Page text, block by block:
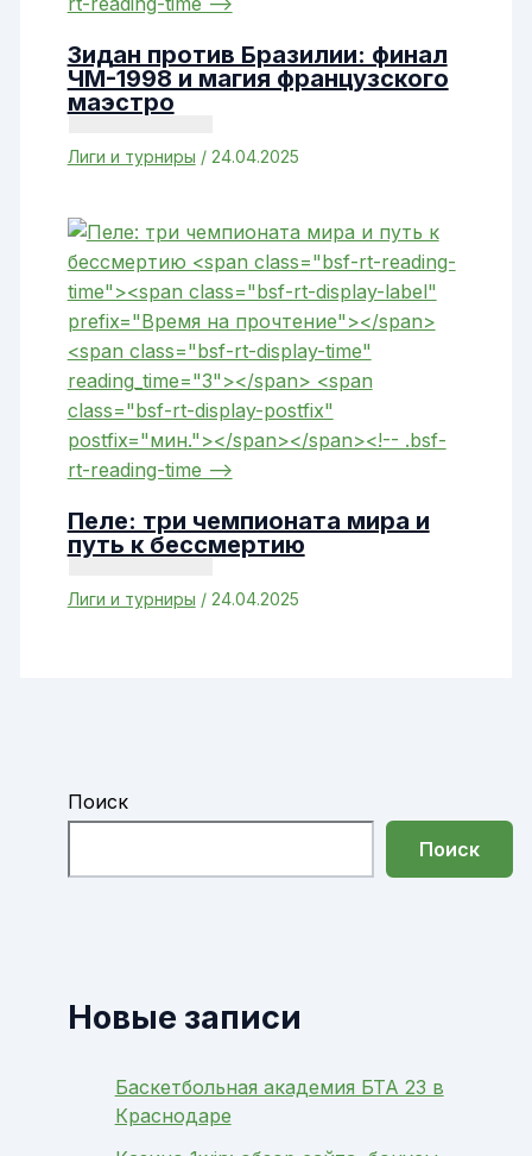
Зидан против Бразилии: финал
ЧМ-1998 и магия французского
маэстро
Лиги и турниры / 24.04.2025
Пеле: три чемпионата мира и
путь к бессмертию
Лиги и турниры / 24.04.2025
Поиск
Поиск
Новые записи
Баскетбольная академия БТА 23 в
Краснодаре